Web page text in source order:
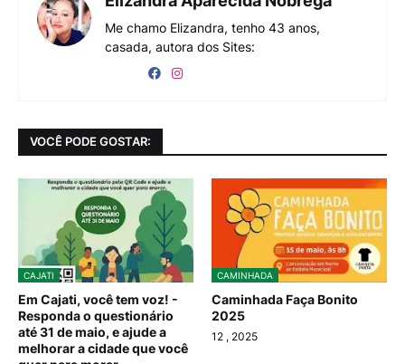
Me chamo Elizandra, tenho 43 anos,
casada, autora dos Sites:
VOCÊ PODE GOSTAR:
CAJATI
Em Cajati, você tem voz! -
Responda o questionário
até 31 de maio, e ajude a
melhorar a cidade que você
CAMINHADA
Caminhada Faça Bonito
2025
12 , 2025